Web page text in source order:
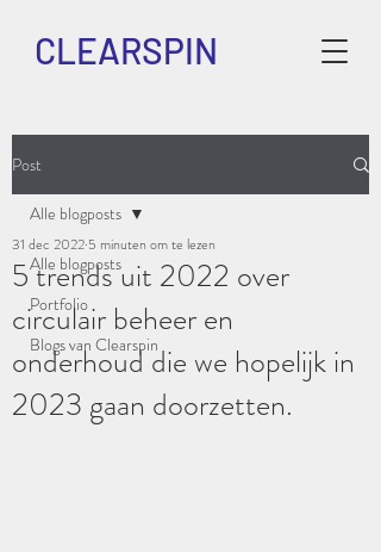
CLEARSPIN
Post
Alle blogposts
Portfolio
Blogs van Clearspin
Alle blogposts
5 trends uit 2022 over
circulair beheer en
onderhoud die we hopelijk in
2023 gaan doorzetten.
31 dec 2022 5 minuten om te lezen